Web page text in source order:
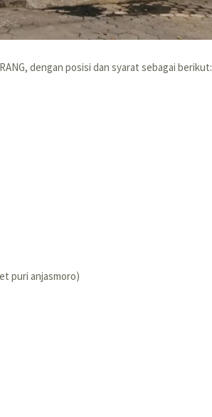
dengan posisi dan syarat sebagai berikut:
puri anjasmoro)